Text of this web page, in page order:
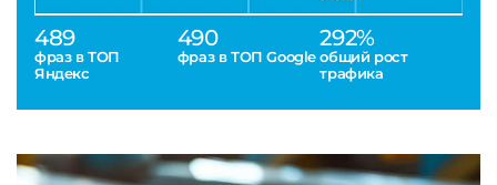
489
фраз в ТОП
Яндекс
490
фраз в ТОП Google
292%
общий рост
трафика